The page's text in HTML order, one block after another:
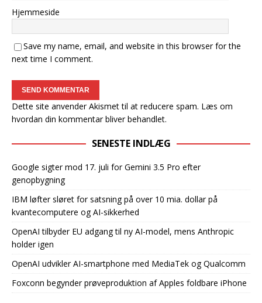
Hjemmeside
Save my name, email, and website in this browser for the
next time I comment.
Dette site anvender Akismet til at reducere spam. Læs om
hvordan din kommentar bliver behandlet.
SENESTE INDLÆG
Google sigter mod 17. juli for Gemini 3.5 Pro efter
genopbygning
IBM løfter sløret for satsning på over 10 mia. dollar på
kvantecomputere og AI-sikkerhed
OpenAI tilbyder EU adgang til ny AI-model, mens Anthropic
holder igen
OpenAI udvikler AI-smartphone med MediaTek og Qualcomm
Foxconn begynder prøveproduktion af Apples foldbare iPhone